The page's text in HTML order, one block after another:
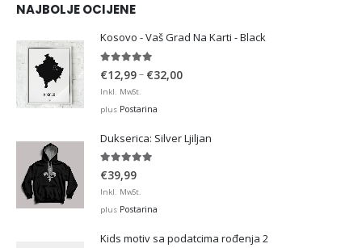
NAJBOLJE OCIJENE
Kosovo - Vaš Grad Na Karti - Black
€12,99– €32,00Price
€32,00
Inkl. MwSt.
plus Postarina
Dukserica: Silver Ljiljan
5.00out of 5
€39,99
Inkl. MwSt.
plus Postarina
Kids motiv sa podatcima rođenja 2